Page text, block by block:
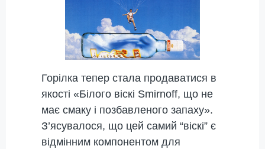
Горілка тепер стала продаватися в
якості «Білого віскі Smirnoff, що не
має смаку і позбавленого запаху».
З’ясувалося, що цей самий “віскі” є
відмінним компонентом для